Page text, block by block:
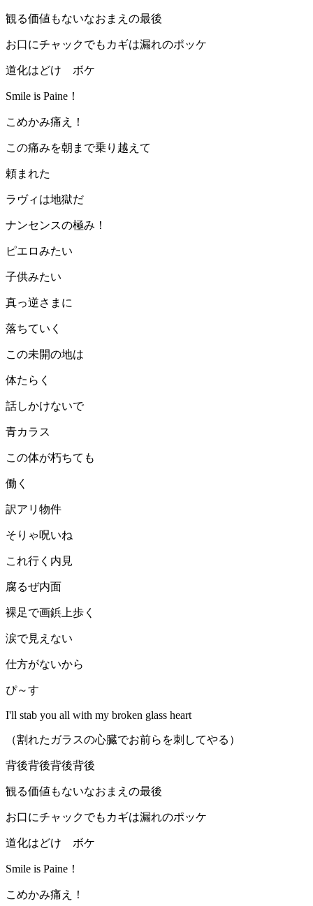
観る価値もないなおまえの最後
お口にチャックでもカギは漏れのポッケ
道化はどけ ボケ
Smile is Paine！
こめかみ痛え！
この痛みを朝まで乗り越えて
頼まれた
ラヴィは地獄だ
ナンセンスの極み！
ピエロみたい
子供みたい
真っ逆さまに
落ちていく
この未開の地は
体たらく
話しかけないで
青カラス
この体が朽ちても
働く
訳アリ物件
そりゃ呪いね
これ行く内見
腐るぜ内面
裸足で画鋲上歩く
涙で見えない
仕方がないから
ぴ～す
I'll stab you all with my broken glass heart
（割れたガラスの心臓でお前らを刺してやる）
背後背後背後背後
観る価値もないなおまえの最後
お口にチャックでもカギは漏れのポッケ
道化はどけ ボケ
Smile is Paine！
こめかみ痛え！